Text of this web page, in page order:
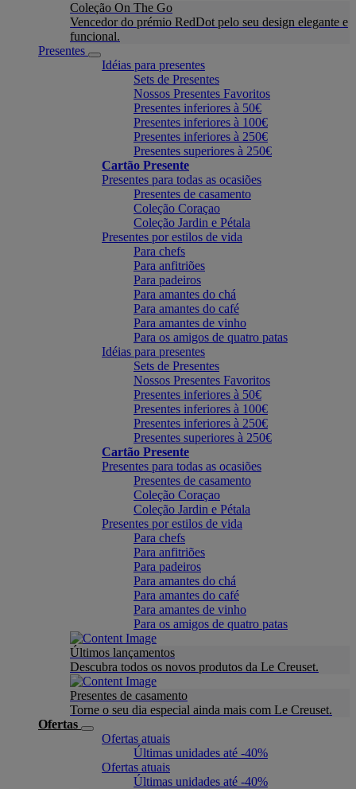
Coleção On The Go
Vencedor do prémio RedDot pelo seu design elegante e
funcional.
Presentes
Idéias para presentes
Sets de Presentes
Nossos Presentes Favoritos
Presentes inferiores à 50€
Presentes inferiores à 100€
Presentes inferiores à 250€
Presentes superiores à 250€
Cartão Presente
Presentes para todas as ocasiões
Presentes de casamento
Coleção Coraçao
Coleção Jardin e Pétala
Presentes por estilos de vida
Para chefs
Para anfitriões
Para padeiros
Para amantes do chá
Para amantes do café
Para amantes de vinho
Para os amigos de quatro patas
Idéias para presentes
Sets de Presentes
Nossos Presentes Favoritos
Presentes inferiores à 50€
Presentes inferiores à 100€
Presentes inferiores à 250€
Presentes superiores à 250€
Cartão Presente
Presentes para todas as ocasiões
Presentes de casamento
Coleção Coraçao
Coleção Jardin e Pétala
Presentes por estilos de vida
Para chefs
Para anfitriões
Para padeiros
Para amantes do chá
Para amantes do café
Para amantes de vinho
Para os amigos de quatro patas
Últimos lançamentos
Descubra todos os novos produtos da Le Creuset.
Presentes de casamento
Torne o seu dia especial ainda mais com Le Creuset.
Ofertas
Ofertas atuais
Últimas unidades até -40%
Ofertas atuais
Últimas unidades até -40%